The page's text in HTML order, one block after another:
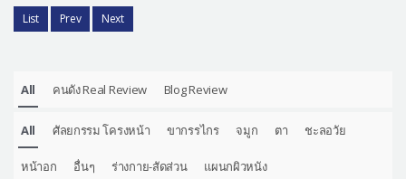
List Prev Next
All คนดัง Real Review Blog Review
All ศัลยกรรม โครงหน้า ขากรรไกร จมูก ตา ชะลอวัย
หน้าอก อื่นๆ ร่างกาย-สัดส่วน แผนกผิวหนัง